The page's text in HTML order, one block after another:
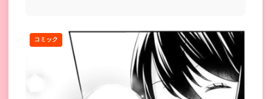
コミック